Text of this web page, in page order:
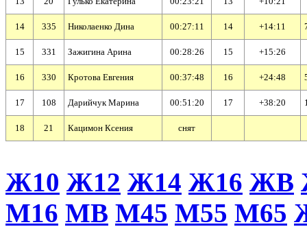
14 335 Николаенко Дина 00:27:11 14 +14:11
15 331 Зажигина Арина 00:28:26 15 +15:26
16 330 Кротова Евгения 00:37:48 16 +24:48
17 108 Дарийчук Марина 00:51:20 17 +38:20
18 21 Кацимон Ксения cнят
Ж10 Ж12 Ж14 Ж16 ЖВ
М16 МВ М45 М55 М65